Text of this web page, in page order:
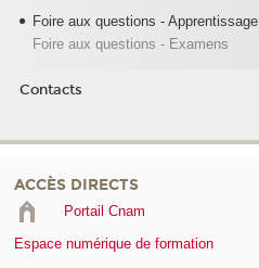
Foire aux questions -
Foire aux questions - Examens
Contacts
ACCÈS DIRECTS
Portail Cnam
Espace numérique de formation